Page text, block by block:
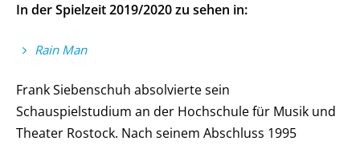
In der Spielzeit 2019/2020 zu sehen in:
Rain Man
Frank Siebenschuh absolvierte sein
Schauspielstudium an der Hochschule für Musik und
Theater Rostock. Nach seinem Abschluss 1995